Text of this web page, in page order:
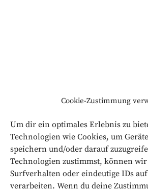
Cookie-Zustimmung
Um dir ein optimales Erlebnis zu
Technologien wie Cookies, um
speichern und/oder darauf
Technologien zustimmst, können wir
Surfverhalten oder eindeutige IDs
verarbeiten. Wenn du deine
Unser Projekte
Ergebnisse
hier.